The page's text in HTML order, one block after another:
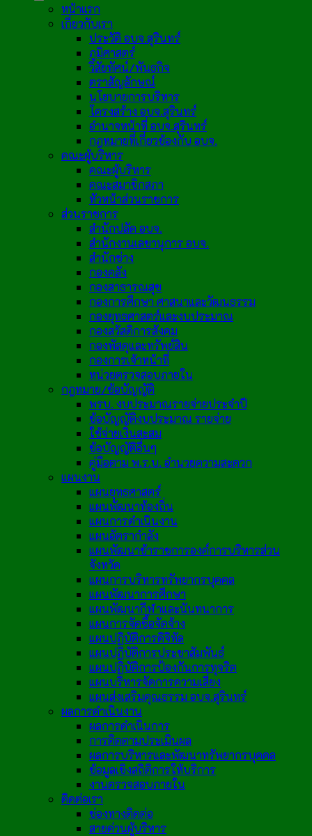
หน้าแรก
เกี่ยวกับเรา
ประวัติ อบจ.สุรินทร์
ภูมิศาสตร์
วิสัยทัศน์/พันธกิจ
ตราสัญลักษณ์
นโยบายการบริหาร
โครงสร้าง อบจ.สุรินทร์
อำนาจหน้าที่ อบจ.สุรินทร์
กฎหมายที่เกี่ยวข้องกับ อบจ.
คณะผู้บริหาร
คณะผู้บริหาร
คณะสมาชิกสภา
หัวหน้าส่วนราชการ
ส่วนราชการ
สำนักปลัด อบจ.
สำนักงานเลขานุการ อบจ.
สำนักช่าง
กองคลัง
กองสาธารณสุข
กองการศึกษา ศาสนาและวัฒนธรรม
กองยุทธศาสตร์และงบประมาณ
กองสวัสดิการสังคม
กองพัสดุและทรัพย์สิน
กองการเจ้าหน้าที่
หน่วยตรวจสอบภายใน
กฎหมาย/ข้อบัญญัติ
พรบ. งบประมาณรายจ่ายประจำปี
ข้อบัญญัติงบประมาณ รายจ่าย
ใช้จ่ายเงินสะสม
ข้อบัญญัติอื่นๆ
คู่มือตาม พ.ร.บ. อำนวยความสะดวก
แผนงาน
แผนยุทธศาสตร์
แผนพัฒนาท้องถิ่น
แผนการดำเนินงาน
แผนอัตรากำลัง
แผนพัฒนาข้าราชการองค์การบริหารส่วน
จังหวัด
แผนการบริหารทรัพยากรบุคคล
แผนพัฒนาการศึกษา
แผนพัฒนากีฬาและนันทนาการ
แผนการจัดซื้อจัดจ้าง
แผนปฏิบัติการดิจิทัล
แผนปฏิบัติการประชาสัมพันธ์
แผนปฏิบัติการป้องกันการทุจริต
แผนบริหารจัดการความเสี่ยง
แผนส่งเสริมคุณธรรม อบจ.สุรินทร์
ผลการดำเนินงาน
ผลการดำเนินการ
การติดตามประเมินผล
ผลการบริหารและพัฒนาทรัพยากรบุคคล
ข้อมูลเชิงสถิติการให้บริการ
งานตรวจสอบภายใน
ติดต่อเรา
ช่องทางติดต่อ
สายด่วนผู้บริหาร